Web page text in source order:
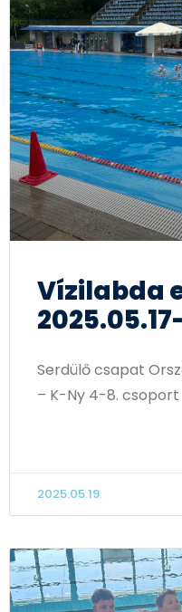
Vízilabda
Serdülő csapat
– K-Ny 4-8. csoport
2025.05.19.